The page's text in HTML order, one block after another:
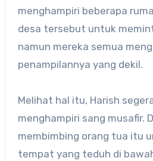
menghampiri beberapa
desa tersebut untuk
namun mereka semua
penampilannya yang dekil.
Melihat hal itu, Harish
menghampiri sang musafir.
membimbing orang tua itu
tempat yang teduh di